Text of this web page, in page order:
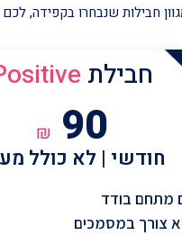
חבילות שנבחרו בקפידה,
חבילת
90
₪
חודשי | לא כולל
מתחם בודד
צורך במסמכים